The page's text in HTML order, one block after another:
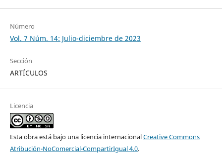
Número
Vol. 7 Núm. 14: Julio-diciembre de 2023
Sección
ARTÍCULOS
Licencia
Esta obra está bajo una licencia internacionalCreative Commons
Atribución-NoComercial-CompartirIgual 4.0.